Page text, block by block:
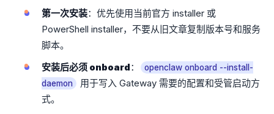
第一次安装：优先使用当前官方 installer 或
PowerShell installer，不要从旧文章复制版本号和服务
脚本。
安装后必须 onboard：
openclaw onboard --install-
daemon
用于写入 Gateway 需要的配置和受管启动方
式。